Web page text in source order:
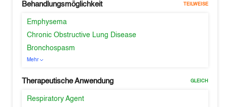
Behandlungsmöglichkeit TEILWEISE
Emphysema
Chronic Obstructive Lung Disease
Bronchospasm
Mehr
Therapeutische Anwendung GLEICH
Respiratory Agent